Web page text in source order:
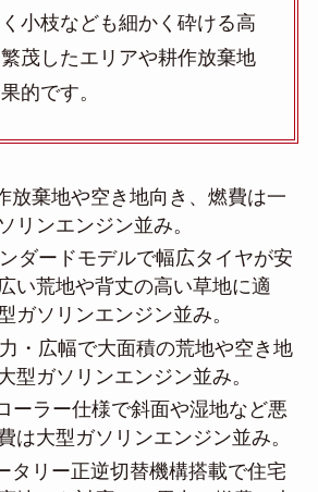
小枝なども細かく砕ける高
茂したエリアや耕作放棄地
的です。
放棄地や空き地向き、燃費は一
リンエンジン並み。
ダードモデルで幅広タイヤが安
い荒地や背丈の高い草地に適
ガソリンエンジン並み。
・広幅で大面積の荒地や空き地
型ガソリンエンジン並み。
ーラー仕様で斜面や湿地など悪
は大型ガソリンエンジン並み。
タリー正逆切替機構搭載で住宅